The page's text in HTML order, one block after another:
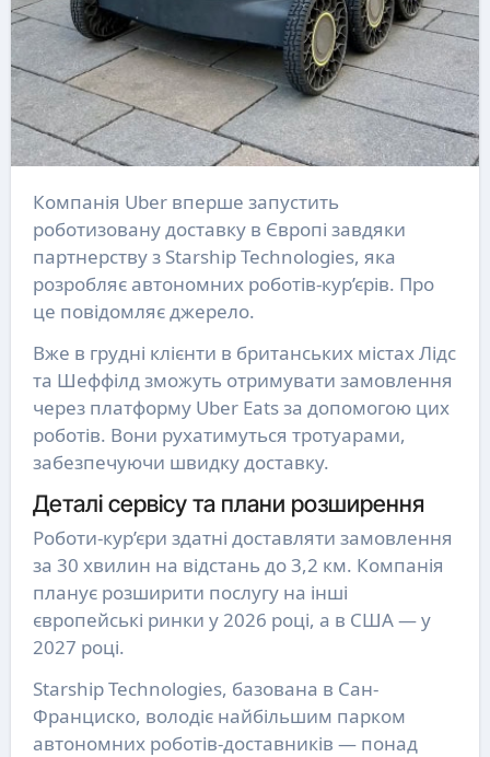
Компанія Uber вперше запустить
роботизовану доставку в Європі завдяки
партнерству з Starship Technologies, яка
розробляє автономних роботів-кур’єрів. Про
це повідомляє джерело.
Вже в грудні клієнти в британських містах Лідс
та Шеффілд зможуть отримувати замовлення
через платформу Uber Eats за допомогою цих
роботів. Вони рухатимуться тротуарами,
забезпечуючи швидку доставку.
Деталі сервісу та плани розширення
Роботи-кур’єри здатні доставляти замовлення
за 30 хвилин на відстань до 3,2 км. Компанія
планує розширити послугу на інші
європейські ринки у 2026 році, а в США — у
2027 році.
Starship Technologies, базована в Сан-
Франциско, володіє найбільшим парком
автономних роботів-доставників — понад